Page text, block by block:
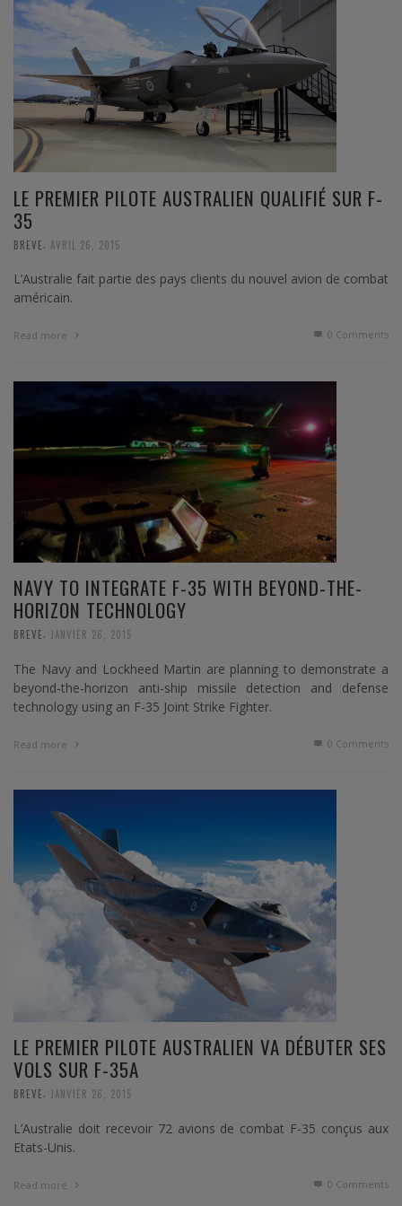
LE PREMIER PILOTE AUSTRALIEN QUALIFIÉ SUR F-
35
BREVE AVRIL 26, 2015
L’Australie fait partie des pays clients du nouvel avion de combat
américain.
Read more 0 Comments
NAVY TO INTEGRATE F-35 WITH BEYOND-THE-
HORIZON TECHNOLOGY
BREVE JANVIER 26, 2015
The Navy and Lockheed Martin are planning to demonstrate a
beyond-the-horizon anti-ship missile detection and defense
technology using an F-35 Joint Strike Fighter.
Read more 0 Comments
LE PREMIER PILOTE AUSTRALIEN VA DÉBUTER SES
VOLS SUR F-35A
BREVE JANVIER 26, 2015
L’Australie doit recevoir 72 avions de combat F-35 conçus aux
Etats-Unis.
Read more 0 Comments